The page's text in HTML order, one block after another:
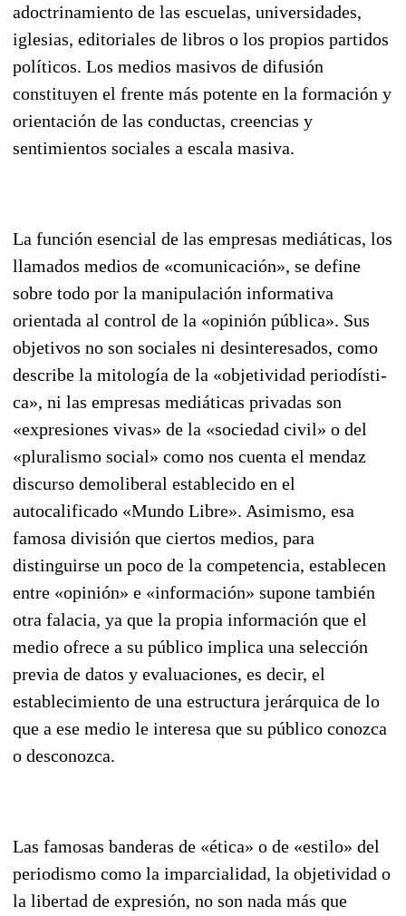
adoctrinamiento de las escuelas, universidades,
iglesias, editoriales de libros o los propios partidos
políticos. Los me­dios masivos de difusión
constituyen el frente más potente en la formación y
orientación de las con­ductas, creencias y
sentimientos sociales a escala masiva.
La función esencial de las empresas mediáticas, los
llamados medios de «comunicación», se de­fine
sobre todo por la manipulación informativa
orientada al control de la «opinión pública». Sus
ob­jetivos no son sociales ni desinteresados, como
describe la mitología de la «objetividad periodísti­
ca», ni las empresas mediáticas privadas son
«expresiones vivas» de la «sociedad civil» o del
«plu­ralismo social» como nos cuenta el mendaz
discurso demoliberal establecido en el
autocalificado «Mundo Libre». Asimismo, esa
famosa división que ciertos medios, para
distinguirse un poco de la competencia, establecen
entre «opinión» e «información» supone también
otra falacia, ya que la propia información que el
medio ofrece a su público implica una selección
previa de datos y evalua­ciones, es decir, el
establecimiento de una estructura jerárquica de lo
que a ese medio le interesa que su público conozca
o desconozca.
Las famosas banderas de «ética» o de «estilo» del
periodismo como la imparcialidad, la objetivi­dad o
la libertad de expresión, no son nada más que